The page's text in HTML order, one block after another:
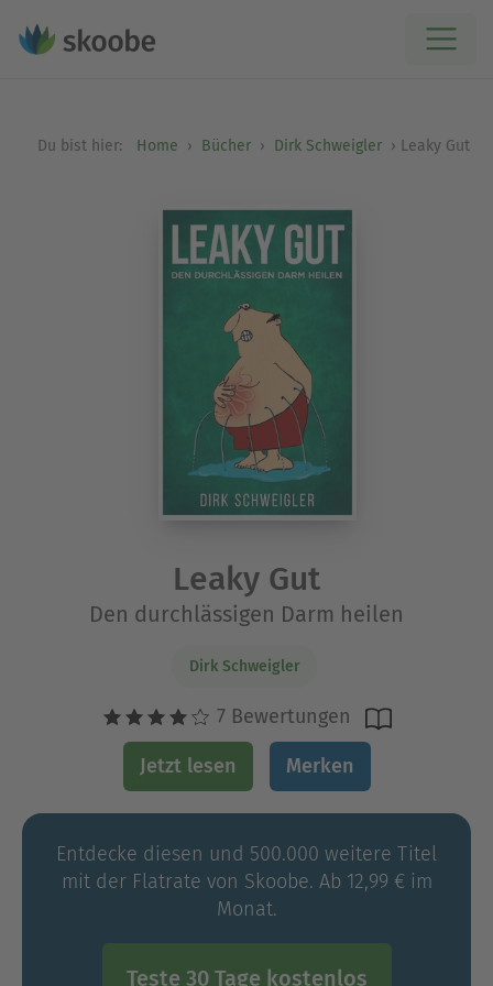
Du bist hier: Home Bücher Dirk Schweigler Leaky Gut
Leaky Gut
Den durchlässigen Darm heilen
Dirk Schweigler
7 Bewertungen
Jetzt lesen Merken
Entdecke diesen und 500.000 weitere Titel
mit der Flatrate von Skoobe. Ab 12,99 € im
Monat.
Teste 30 Tage kostenlos